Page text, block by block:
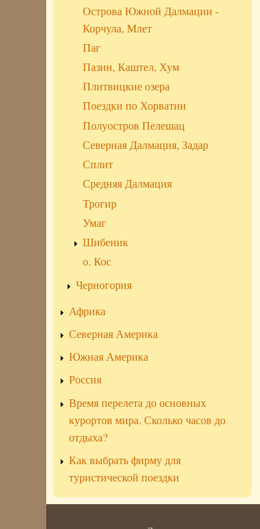
Острова Южной Далмации -
Корчула, Млет
Паг
Пазин, Каштел, Хум
Плитвицкие озера
Поездки по Хорватии
Полуостров Пелешац
Северная Далмация, Задар
Сплит
Средняя Далмация
Трогир
Умаг
Шибеник
о. Кос
Черногория
Африка
Северная Америка
Южная Америка
Россия
Время перелета до основных
курортов мира. Сколько часов до
отдыха?
Как выбрать фирму для
туристической поездки